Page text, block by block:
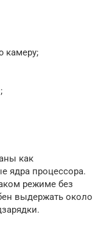
камеру;
как
ядра процессора.
режиме без
выдержать около